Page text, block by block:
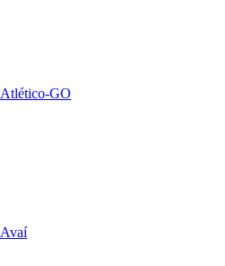
Atlético-GO
Avaí